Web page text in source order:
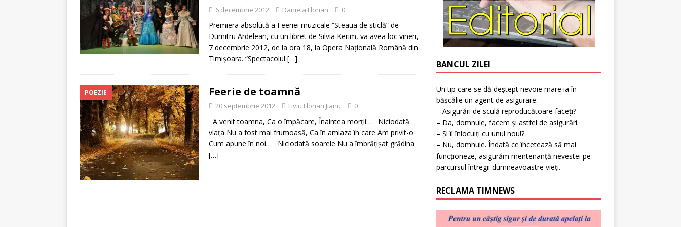
[ 5 august 2026 ]
6 decembrie 2012 Daniela Florian 0
Premiera absolută a Feeriei muzicale “Steaua de sticlă” de
Dumitru Ardelean, cu un libret de Silvia Kerim, va avea loc vineri,
7 decembrie 2012, de la ora 18, la Opera Naţională Română din
Timişoara. “Spectacolul […]
POEZIE Feerie de toamnă
20 septembrie 2012 Liviu Florian Jianu 0
A venit toamna, Ca o împăcare, Înaintea morţii… Niciodată
viaţa Nu a fost mai frumoasă, Ca în amiaza în care Am privit-o
Cum apune în noi… Niciodată soarele Nu a îmbrăţişat grădina
[…]
BANCUL ZILEI
Un tip care se dă deștept nevoie mare ia în
bășcălie un agent de asigurare:
– Asigurări de sculă reproducătoare faceți?
– Da, domnule, facem și astfel de asigurări.
– Și îl înlocuiți cu unul nou!?
– Nu, domnule. Îndată ce încetează să mai
funcționeze, asigurăm mentenanță nevestei pe
parcursul întregii dumneavoastre vieți.
RECLAMA TIMNEWS